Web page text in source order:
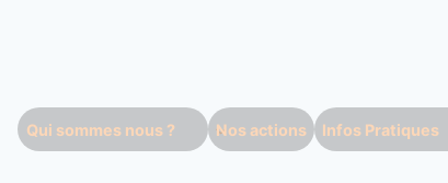
Qui sommes nous ? Nos actions Infos Pratiques